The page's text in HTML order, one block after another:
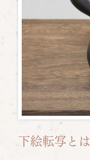
下絵転写とは